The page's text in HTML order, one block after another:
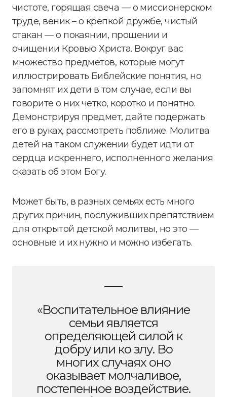
чистоте, горящая свеча — о миссионерском
труде, веник – о крепкой дружбе, чистый
стакан — о покаянии, прощении и
очищении Кровью Христа. Вокруг вас
множество предметов, которые могут
иллюстрировать Библейские понятия, но
запомнят их дети в том случае, если вы
говорите о них четко, коротко и понятно.
Демонстрируя предмет, дайте подержать
его в руках, рассмотреть поближе. Молитва
детей на таком служении будет идти от
сердца искреннего, исполненного желания
сказать об этом Богу.
Может быть, в разных семьях есть много
других причин, послуживших препятствием
для открытой детской молитвы, но это —
основные и их нужно и можно избегать.
«Воспитательное влияние
семьи является
определяющей силой к
добру или ко злу. Во
многих случаях оно
оказывает молчаливое,
постепенное воздействие.